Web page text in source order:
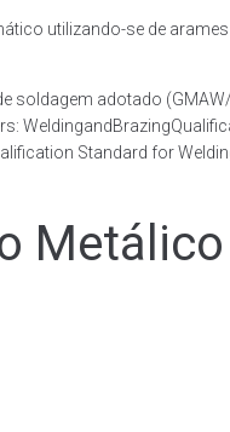
utilizando-se de
adotado
Standard for